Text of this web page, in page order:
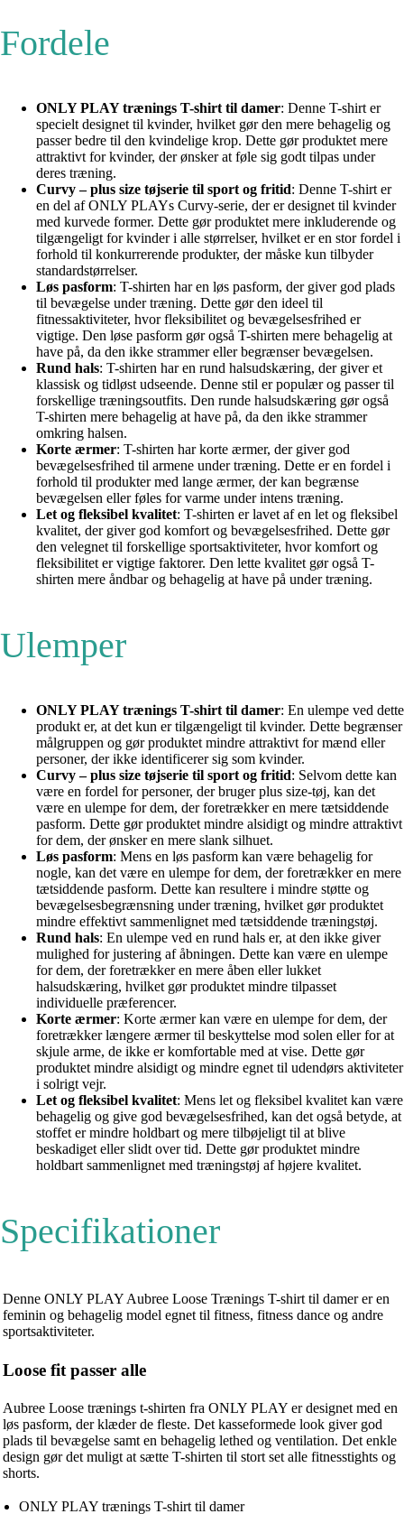
Fordele
ONLY PLAY trænings T-shirt til damer: Denne T-shirt er
specielt designet til kvinder, hvilket gør den mere behagelig og
passer bedre til den kvindelige krop. Dette gør produktet mere
attraktivt for kvinder, der ønsker at føle sig godt tilpas under
deres træning.
Curvy – plus size tøjserie til sport og fritid: Denne T-shirt er
en del af ONLY PLAYs Curvy-serie, der er designet til kvinder
med kurvede former. Dette gør produktet mere inkluderende og
tilgængeligt for kvinder i alle størrelser, hvilket er en stor fordel i
forhold til konkurrerende produkter, der måske kun tilbyder
standardstørrelser.
Løs pasform: T-shirten har en løs pasform, der giver god plads
til bevægelse under træning. Dette gør den ideel til
fitnessaktiviteter, hvor fleksibilitet og bevægelsesfrihed er
vigtige. Den løse pasform gør også T-shirten mere behagelig at
have på, da den ikke strammer eller begrænser bevægelsen.
Rund hals: T-shirten har en rund halsudskæring, der giver et
klassisk og tidløst udseende. Denne stil er populær og passer til
forskellige træningsoutfits. Den runde halsudskæring gør også
T-shirten mere behagelig at have på, da den ikke strammer
omkring halsen.
Korte ærmer: T-shirten har korte ærmer, der giver god
bevægelsesfrihed til armene under træning. Dette er en fordel i
forhold til produkter med lange ærmer, der kan begrænse
bevægelsen eller føles for varme under intens træning.
Let og fleksibel kvalitet: T-shirten er lavet af en let og fleksibel
kvalitet, der giver god komfort og bevægelsesfrihed. Dette gør
den velegnet til forskellige sportsaktiviteter, hvor komfort og
fleksibilitet er vigtige faktorer. Den lette kvalitet gør også T-
shirten mere åndbar og behagelig at have på under træning.
Ulemper
ONLY PLAY trænings T-shirt til damer: En ulempe ved dette
produkt er, at det kun er tilgængeligt til kvinder. Dette begrænser
målgruppen og gør produktet mindre attraktivt for mænd eller
personer, der ikke identificerer sig som kvinder.
Curvy – plus size tøjserie til sport og fritid: Selvom dette kan
være en fordel for personer, der bruger plus size-tøj, kan det
være en ulempe for dem, der foretrækker en mere tætsiddende
pasform. Dette gør produktet mindre alsidigt og mindre attraktivt
for dem, der ønsker en mere slank silhuet.
Løs pasform: Mens en løs pasform kan være behagelig for
nogle, kan det være en ulempe for dem, der foretrækker en mere
tætsiddende pasform. Dette kan resultere i mindre støtte og
bevægelsesbegrænsning under træning, hvilket gør produktet
mindre effektivt sammenlignet med tætsiddende træningstøj.
Rund hals: En ulempe ved en rund hals er, at den ikke giver
mulighed for justering af åbningen. Dette kan være en ulempe
for dem, der foretrækker en mere åben eller lukket
halsudskæring, hvilket gør produktet mindre tilpasset
individuelle præferencer.
Korte ærmer: Korte ærmer kan være en ulempe for dem, der
foretrækker længere ærmer til beskyttelse mod solen eller for at
skjule arme, de ikke er komfortable med at vise. Dette gør
produktet mindre alsidigt og mindre egnet til udendørs aktiviteter
i solrigt vejr.
Let og fleksibel kvalitet: Mens let og fleksibel kvalitet kan være
behagelig og give god bevægelsesfrihed, kan det også betyde, at
stoffet er mindre holdbart og mere tilbøjeligt til at blive
beskadiget eller slidt over tid. Dette gør produktet mindre
holdbart sammenlignet med træningstøj af højere kvalitet.
Specifikationer
Denne ONLY PLAY Aubree Loose Trænings T-shirt til damer er en
feminin og behagelig model egnet til fitness, fitness dance og andre
sportsaktiviteter.
Loose fit passer alle
Aubree Loose trænings t-shirten fra ONLY PLAY er designet med en
løs pasform, der klæder de fleste. Det kasseformede look giver god
plads til bevægelse samt en behagelig lethed og ventilation. Det enkle
design gør det muligt at sætte T-shirten til stort set alle fitnesstights og
shorts.
ONLY PLAY trænings T-shirt til damer